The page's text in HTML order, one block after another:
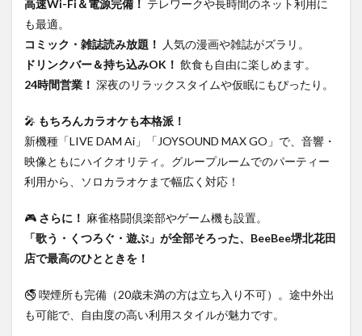
高速Wi-Fi＆電源完備！ テレワークや長時間のネット利用に
も最適。
コミック・雑誌読み放題！
人気の漫画や雑誌がズラリ。
ドリンクバー＆持ち込みOK！ 飲食も自由に楽しめます。
24時間営業！ 深夜のリラックスタイムや仮眠にもぴったり。
🎤 もちろんカラオケも本格派！
新機種「LIVE DAM Ai」「JOYSOUND MAX GO」で、音響・
映像ともにハイクオリティ。グループルームでのパーティー
利用から、ソロカラオケまで幅広く対応！
🎮 さらに！ 麻雀格闘倶楽部やゲーム機も設置。
「歌う・くつろぐ・遊ぶ」が全部そろった、BeeBee堺北花田
店で最高のひとときを！
🚭 喫煙所も完備（20歳未満の方は立ち入り不可）。途中外出
も可能で、自由度の高い利用スタイルが魅力です。